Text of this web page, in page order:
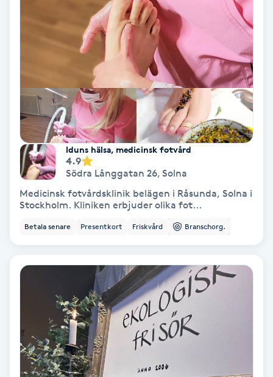
Läpptatuering
Makeup
Manikyr & Pedikyr
Massage
Medial vägledning
Medicinsk massage
Megavolymfransar
Melasma
Iduns hälsa, medicinsk fotvård
4.9
Södra Långgatan 26, Solna
Medicinsk fotvårdsklinik belägen i Råsunda, Solna i
Stockholm. Kliniken erbjuder olika fot...
Betala senare Presentkort Friskvård Branschorg.